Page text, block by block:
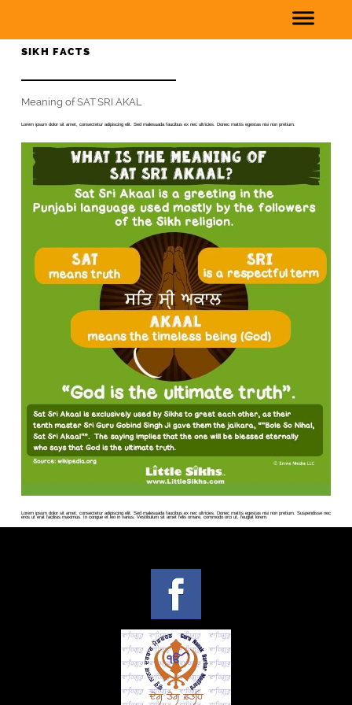
SIKH FACTS
Meaning of SAT SRI AKAL
Lorem ipsum dolor sit amet, consectetur adipiscing elit. Sed malesuada faucibus ex nec ultricies. Donec mattis egestas nisi non pretium.
Lorem ipsum dolor sit amet, consectetur adipiscing elit. Sed malesuada faucibus ex nec ultricies. Donec mattis egestas nisi non pretium. Suspendisse nec
eros ut erat facilisis maximus. In congue et leo in varius. Vestibulum sit amet felis ornare, commodo orci ut, feugiat lorem.